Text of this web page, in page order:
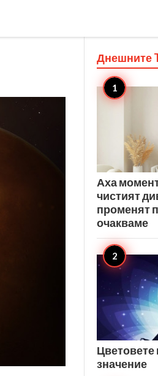
Днешните
Аха
чистият
променят
очакваме
Цветовете
значение